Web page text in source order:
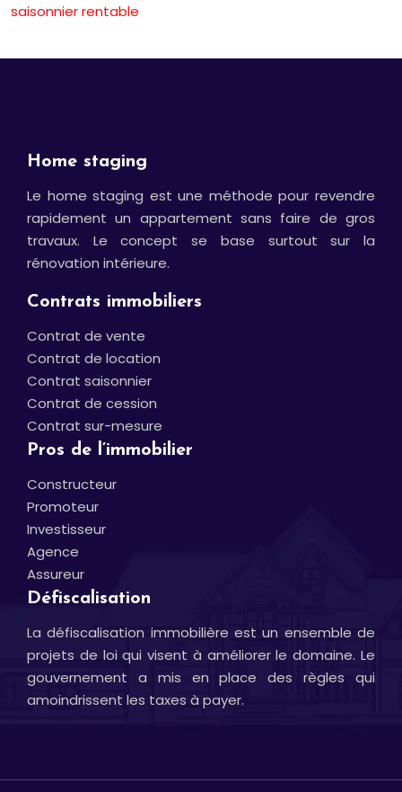
saisonnier rentable
Home staging
Le home staging est une méthode pour revendre
rapidement un appartement sans faire de gros
travaux. Le concept se base surtout sur la
rénovation intérieure.
Contrats immobiliers
Contrat de vente
Contrat de location
Contrat saisonnier
Contrat de cession
Contrat sur-mesure
Pros de l’immobilier
Constructeur
Promoteur
Investisseur
Agence
Assureur
Défiscalisation
La défiscalisation immobilière est un ensemble de
projets de loi qui visent à améliorer le domaine. Le
gouvernement a mis en place des règles qui
amoindrissent les taxes à payer.